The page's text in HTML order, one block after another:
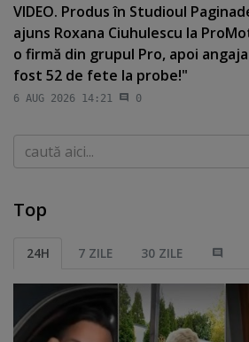
VIDEO. Produs în Studioul
ajuns Roxana Ciuhulescu la
o firmă din grupul Pro, apoi
fost 52 de fete la probe!"
6 AUG 2026 14:21 0
Caută
Top
24H 7 ZILE 30 ZILE